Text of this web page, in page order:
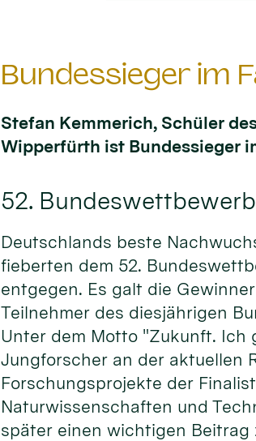
Bundessieger im
Stefan Kemmerich, Schüler
Wipperfürth ist Bundessieger
52.
Deutschlands beste
fieberten dem 52.
entgegen. Es galt die
Teilnehmer des diesjährigen
Unter dem Motto "Zukunft. Ich
Jungforscher an der aktuellen
Forschungsprojekte der
Naturwissenschaften und
später einen wichtigen